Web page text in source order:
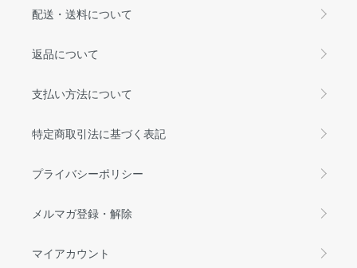
配送・送料について
返品について
支払い方法について
特定商取引法に基づく表記
プライバシーポリシー
メルマガ登録・解除
マイアカウント